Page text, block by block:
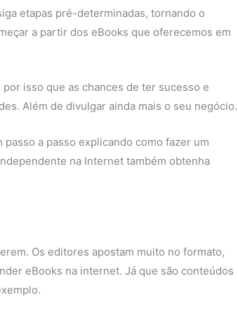
etapas pré-determinadas, tornando o
a partir dos eBooks que oferecemos em
por isso que as chances de ter sucesso e
Além de divulgar ainda mais o seu negócio.
a passo explicando como fazer um
na Internet também obtenha
Os editores apostam muito no formato,
eBooks na internet. Já que são conteúdos